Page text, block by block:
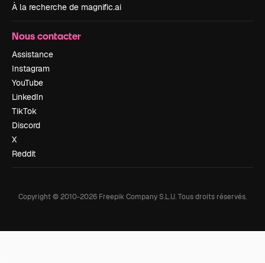
À la recherche de magnific.ai
Nous contacter
Assistance
Instagram
YouTube
LinkedIn
TikTok
Discord
X
Reddit
Copyright © 2010-2026 Freepik Company S.L.U.Tous droits réservés.